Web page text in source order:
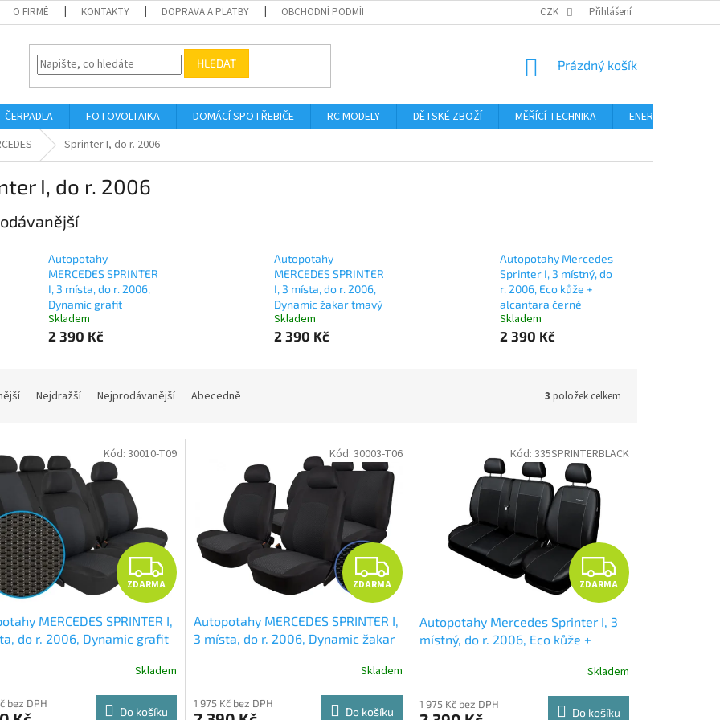
O FIRMĚ KONTAKTY DOPRAVA A PLATBY OBCHODNÍ PODMÍNKY PODMÍNKY OCHRANY OSOBNÍCH ÚDAJŮ FORMULÁŘ
CZK Přihlášení
HLEDAT
NÁKUPNÍ
Prázdný košík
ČERPADLA FOTOVOLTAIKA DOMÁCÍ SPOTŘEBIČE RC MODELY DĚTSKÉ ZBOŽÍ MĚŘÍCÍ TECHNIKA ENERGIE
Sprinter I, do r. 2006
I, do r. 2006
Autopotahy
MERCEDES SPRINTER
I, 3 místa, do r. 2006,
Dynamic grafit
Skladem
2 390 Kč
Autopotahy
MERCEDES SPRINTER
I, 3 místa, do r. 2006,
Dynamic žakar tmavý
Skladem
2 390 Kč
Autopotahy Mercedes
Sprinter I, 3 místný, do
r. 2006, Eco kůže +
alcantara černé
Skladem
2 390 Kč
Nejdražší Nejprodávanější Abecedně 3 položek celkem
Z
D
A
R
M
ZDARMA
MERCEDES SPRINTER I,
do r. 2006, Dynamic grafit
Skladem
bez DPH
Do košíku
Kód: 30010-T09
Z
D
A
R
M
ZDARMA
Autopotahy MERCEDES SPRINTER I,
3 místa, do r. 2006, Dynamic žakar
Skladem
1 975 Kč bez DPH
Do košíku
Kód: 30003-T06
Z
D
A
R
M
ZDARMA
Autopotahy Mercedes Sprinter I, 3
místný, do r. 2006, Eco kůže +
Skladem
1 975 Kč bez DPH
Do košíku
Kód: 335SPRINTERBLACK